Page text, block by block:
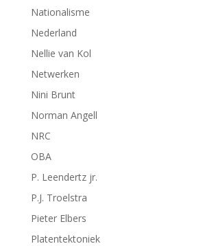
Nationalisme
Nederland
Nellie van Kol
Netwerken
Nini Brunt
Norman Angell
NRC
OBA
P. Leendertz jr.
P.J. Troelstra
Pieter Elbers
Platentektoniek